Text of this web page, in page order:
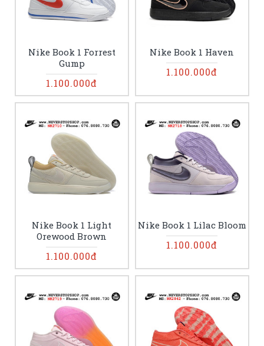
Nike Book 1 Forrest
Gump
1.100.000đ
Nike Book 1 Haven
1.100.000đ
Nike Book 1 Light
Orewood Brown
1.100.000đ
Nike Book 1 Lilac Bloom
1.100.000đ